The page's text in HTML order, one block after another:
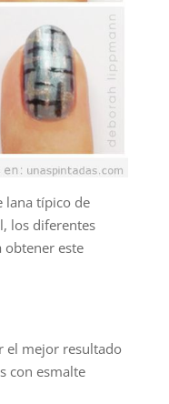
lana típico de
los diferentes
obtener este
el mejor resultado
con esmalte